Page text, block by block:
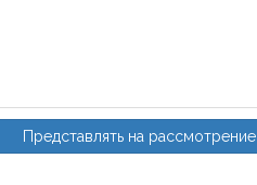
Представлять на рассмотрение